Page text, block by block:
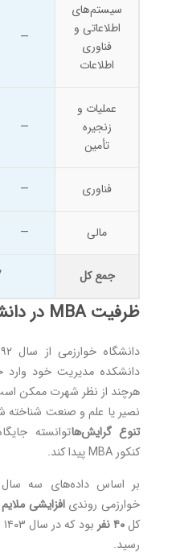
سیستم‌های
اطلاعاتی و
فناوری
اطلاعات
—
عملیات و
زنجیره
تأمین
—
فناوری —
مالی —
جمع کل
ظرفیت MBA در دانشگاه خوارزمی
دانشگاه خوارزمی از سال ۱۳۹۲ با راه‌اندازی رشته‌ی
دانشکده مدیریت خود وارد
هرچند از نظر شهرت ممکن
نصیر یا علم و صنعت شناخته
تنوع گرایش‌هاتوانسته
کنکور MBA پیدا کند.
خوارزمی روندیافزایشی ملایم
کل۴۰ نفر بود که در سال ۱۴۰۳ به
رسید.